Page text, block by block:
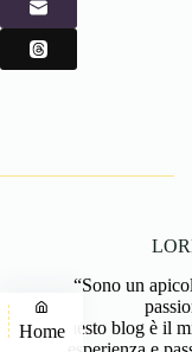
“Sono un
Questo blog è il
Home